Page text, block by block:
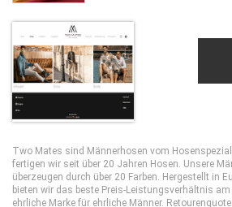
Two Mates sind Männerhosen vom
fertigen wir seit über 20 Jahren Hosen. Unsere
überzeugen durch über 20 Farben. Hergestellt in
bieten wir das beste Preis-Leistungsverhältnis
ehrliche Marke für ehrliche Männer.